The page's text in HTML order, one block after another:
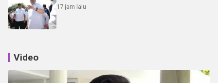
17 jam lalu
Video